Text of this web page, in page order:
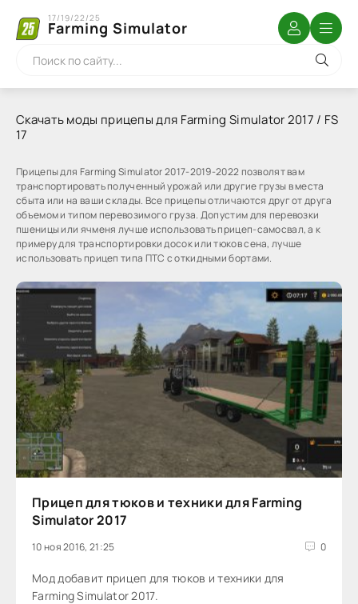
Farming Simulator
17/19/22/25
Скачать моды прицепы для Farming Simulator 2017 / FS
17
Прицепы для Farming Simulator 2017-2019-2022 позволят вам
транспортировать полученный урожай или другие грузы в места
сбыта или на ваши склады. Все прицепы отличаются друг от друга
объемом и типом перевозимого груза. Допустим для перевозки
пшеницы или ячменя лучше использовать прицеп-самосвал, а к
примеру для транспортировки досок или тюков сена, лучше
использовать прицеп типа ПТС с откидными бортами.
Прицеп для тюков и техники для Farming
Simulator 2017
10 ноя 2016, 21:25 0
Мод добавит прицеп для тюков и техники для
Farming Simulator 2017.